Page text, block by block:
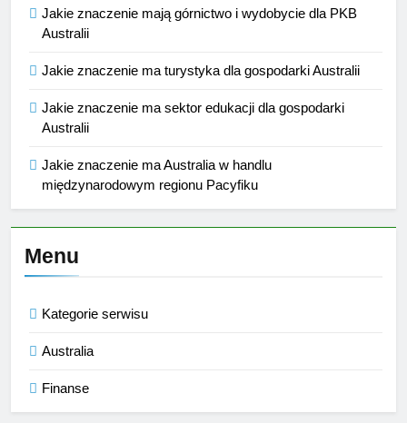
Jakie znaczenie mają górnictwo i wydobycie dla PKB
Australii
Jakie znaczenie ma turystyka dla gospodarki Australii
Jakie znaczenie ma sektor edukacji dla gospodarki
Australii
Jakie znaczenie ma Australia w handlu
międzynarodowym regionu Pacyfiku
Menu
Kategorie serwisu
Australia
Finanse